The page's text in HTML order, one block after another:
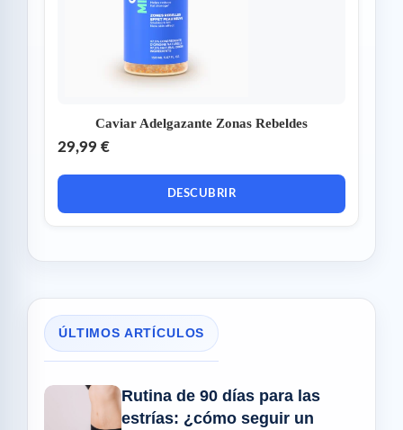
Caviar Adelgazante Zonas Rebeldes
29,99 €
DESCUBRIR
ÚLTIMOS ARTÍCULOS
Rutina de 90 días para las
estrías: ¿cómo seguir un